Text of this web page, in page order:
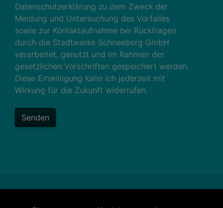
Datenschutzerklärung zu dem Zweck der
Meldung und Untersuchung des Vorfalles
sowie zur Kontaktaufnahme bei Rückfragen
durch die Stadtwerke Schneeberg GmbH
verarbeitet, genutzt und im Rahmen der
gesetzlichen Vorschriften gespeichert werden.
Diese Einwilligung kann ich jederzeit mit
Wirkung für die Zukunft widerrufen.